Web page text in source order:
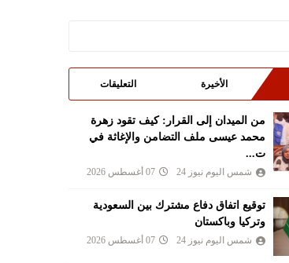
الأخيرة التعليقات
من الميدان إلى القرار: كيف تقود زهرة
محمد عيسى ملف التضامن والإغاثة في
ت...
شمس اليوم نيوز 24 07 أغسطس 2026
توقيع اتفاق دفاع مشترك بين السعودية
وتركيا وباكستان
شمس اليوم نيوز 24 07 أغسطس 2026